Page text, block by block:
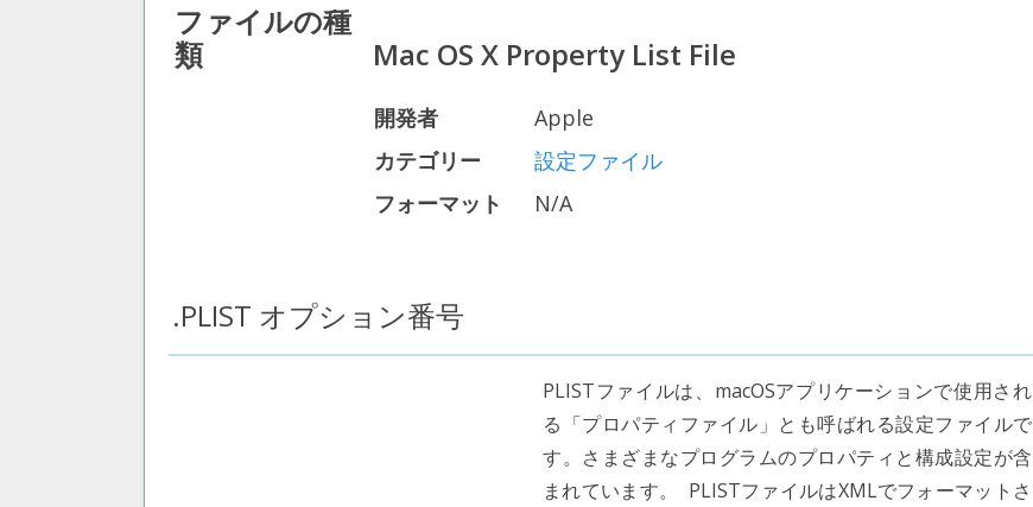
ファイルの種
類
Mac OS X Property List File
開発者
Apple
カテゴリー
設定ファイル
フォーマット
N/A
.PLIST オプション番号
PLISTファイルは、macOSアプリケーションで使用され
る「プロパティファイル」とも呼ばれる設定ファイルで
す。さまざまなプログラムのプロパティと構成設定が含
まれています。 PLISTファイルはXMLでフォーマットさ